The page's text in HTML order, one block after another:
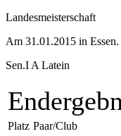
Landesmeisterschaft
Am 31.01.2015 in Essen.
Sen.I A Latein
Platz Paar/Club